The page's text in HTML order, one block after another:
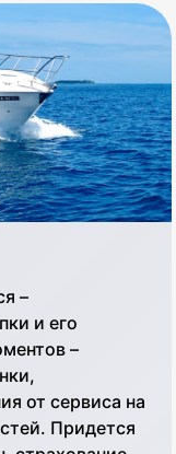
–
и его
–
от сервиса на
Придется